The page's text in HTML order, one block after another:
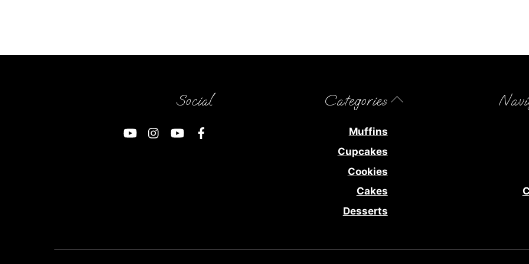
Back
Top
Categories
Muffins
Cupcakes
Cookies
Cakes
Desserts
Social